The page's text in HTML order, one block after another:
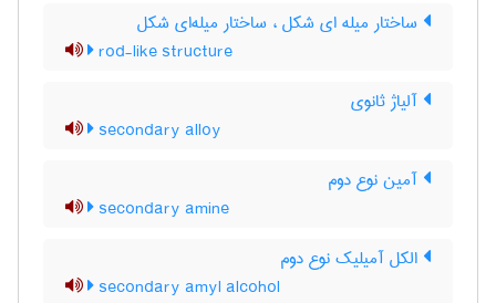
ساختار میله ای شکل ، ساختار میله‌ای شکل
rod-like structure
آلیاژ ثانوی
secondary alloy
آمین نوع دوم
secondary amine
الکل آمیلیک نوع دوم
secondary amyl alcohol